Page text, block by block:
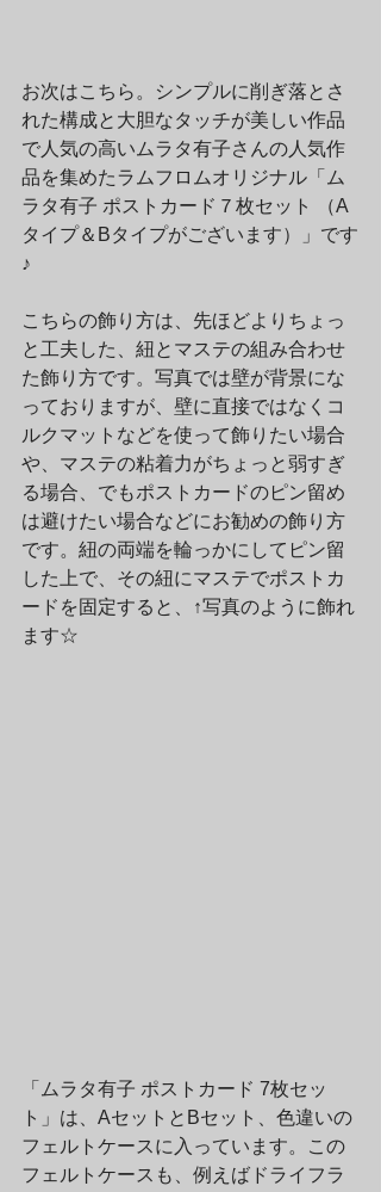
お次はこちら。シンプルに削ぎ落とさ
れた構成と大胆なタッチが美しい作品
で人気の高いムラタ有子さんの人気作
品を集めたラムフロムオリジナル「ム
ラタ有子 ポストカード７枚セット （A
タイプ＆Bタイプがございます）」です
♪
こちらの飾り方は、先ほどよりちょっ
と工夫した、紐とマステの組み合わせ
た飾り方です。写真では壁が背景にな
っておりますが、壁に直接ではなくコ
ルクマットなどを使って飾りたい場合
や、マステの粘着力がちょっと弱すぎ
る場合、でもポストカードのピン留め
は避けたい場合などにお勧めの飾り方
です。紐の両端を輪っかにしてピン留
した上で、その紐にマステでポストカ
ードを固定すると、↑写真のように飾れ
ます☆
「ムラタ有子 ポストカード 7枚セッ
ト」は、AセットとBセット、色違いの
フェルトケースに入っています。この
フェルトケースも、例えばドライフラ